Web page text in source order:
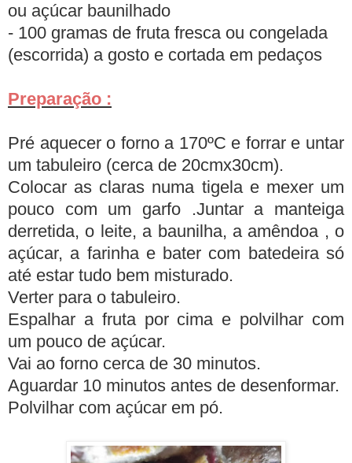
ou açúcar baunilhado
- 100 gramas de fruta fresca ou congelada
(escorrida) a gosto e cortada em pedaços
Preparação :
Pré aquecer o forno a 170ºC e forrar e untar
um tabuleiro (cerca de 20cmx30cm).
Colocar as claras numa tigela e mexer um
pouco com um garfo .Juntar a manteiga
derretida, o leite, a baunilha, a amêndoa , o
açúcar, a farinha e bater com batedeira só
até estar tudo bem misturado.
Verter para o tabuleiro.
Espalhar a fruta por cima e polvilhar com
um pouco de açúcar.
Vai ao forno cerca de 30 minutos.
Aguardar 10 minutos antes de desenformar.
Polvilhar com açúcar em pó.